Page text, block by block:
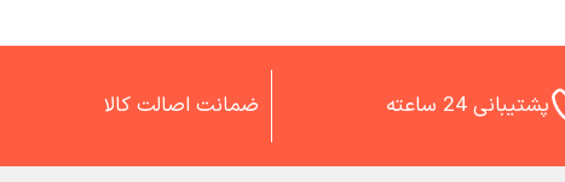
پشتیبانی 24 ساعته ضمانت اصالت کالا